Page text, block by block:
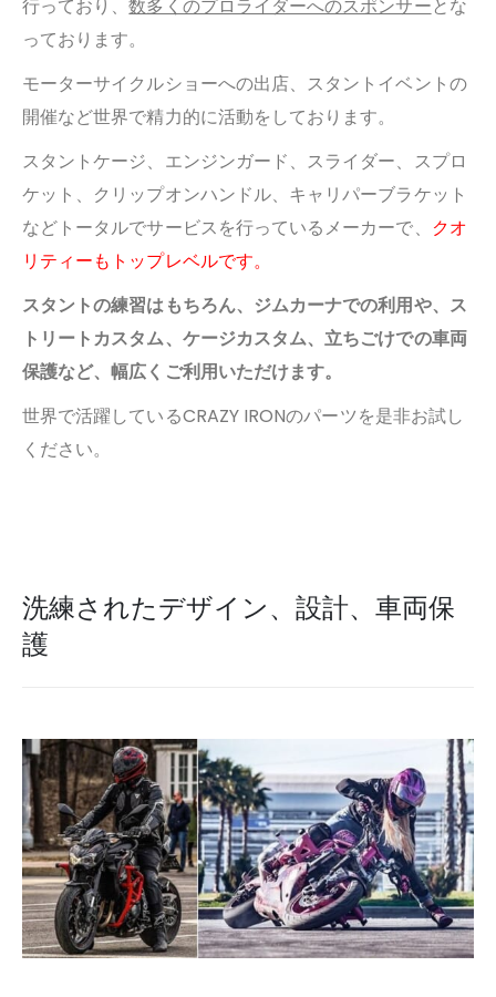
行っており、数多くのプロライダーへのスポンサーとな
っております。
モーターサイクルショーへの出店、スタントイベントの
開催など世界で精力的に活動をしております。
スタントケージ、エンジンガード、スライダー、スプロ
ケット、クリップオンハンドル、キャリパーブラケット
など トータルでサービスを行っているメーカーで、 クオ
リティーもトップレベルです。
スタントの練習はもちろん、ジムカーナでの利用や、ス
トリートカスタム、 ケージカスタム、立ちごけでの車両
保護など、幅広くご利用いただけます。
世界で活躍しているCRAZY IRONのパーツを是非お試し
ください。
洗練されたデザイン、設計、車両保
護